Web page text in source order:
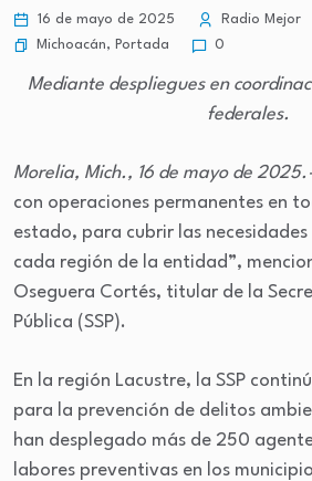
16 de mayo de 2025
Radio Mejor
Michoacán, Portada 0
Mediante despliegues en
federales.
Morelia, Mich., 16 de mayo de
con operaciones permanentes en
estado, para cubrir las
cada región de la entidad”,
Oseguera Cortés, titular de la
Pública (SSP).
En la región Lacustre, la SSP
para la prevención de delitos
han desplegado más de 250
labores preventivas en los